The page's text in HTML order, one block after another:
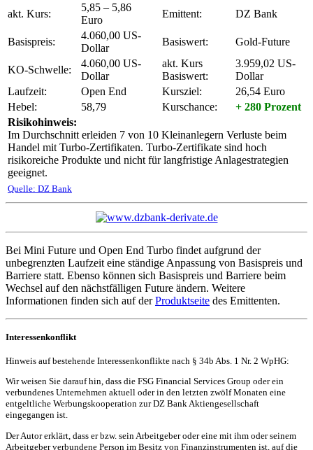
akt. Kurs:
5,85 – 5,86
Euro
Emittent: DZ Bank
Basispreis:
4.060,00 US-
Dollar
Basiswert: Gold-Future
KO-Schwelle:
4.060,00 US-
Dollar
akt. Kurs
Basiswert:
3.959,02 US-
Dollar
Laufzeit:
Open End Kursziel:
26,54 Euro
Hebel:
58,79 Kurschance:
+ 280 Prozent
Risikohinweis:
Im Durchschnitt erleiden 7 von 10 Kleinanlegern Verluste beim
Handel mit Turbo-Zertifikaten. Turbo-Zertifikate sind hoch
risikoreiche Produkte und nicht für langfristige Anlagestrategien
geeignet.
Quelle: DZ Bank
Bei Mini Future und Open End Turbo findet aufgrund der
unbegrenzten Laufzeit eine ständige Anpassung von Basispreis und
Barriere statt. Ebenso können sich Basispreis und Barriere beim
Wechsel auf den nächstfälligen Future ändern. Weitere
Informationen finden sich auf derProduktseite des Emittenten.
Interessenkonflikt
Hinweis auf bestehende Interessenkonflikte nach § 34b Abs. 1 Nr. 2 WpHG:
Wir weisen Sie darauf hin, dass die FSG Financial Services Group oder ein
verbundenes Unternehmen aktuell oder in den letzten zwölf Monaten eine
entgeltliche Werbungskooperation zur DZ Bank Aktiengesellschaft
eingegangen ist.
Der Autor erklärt, dass er bzw. sein Arbeitgeber oder eine mit ihm oder seinem
Arbeitgeber verbundene Person im Besitz von Finanzinstrumenten ist, auf die